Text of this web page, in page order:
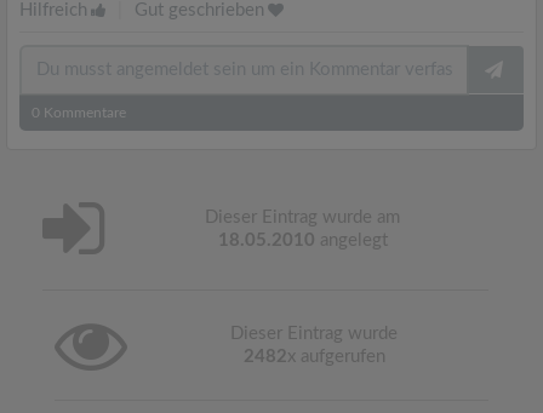
Hilfreich Gut geschrieben
0 Kommentare
Dieser Eintrag wurde am
18.05.2010 angelegt
Dieser Eintrag wurde
2482x aufgerufen